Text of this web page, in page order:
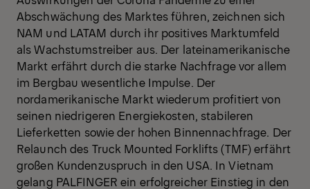
Abschwächung des Marktes führen, zeichnen sich
NAM und LATAM durch ihr positives Marktumfeld
als Wachstumstreiber aus. Der lateinamerikanische
Markt erfährt durch die starke Nachfrage vor allem
im Bergbau wesentliche Impulse. Der
nordamerikanische Markt wiederum profitiert von
seinen niedrigeren Energiekosten, stabileren
Lieferketten sowie der hohen Binnennachfrage. Der
Relaunch des Truck Mounted Forklifts (TMF) erfährt
großen Kundenzuspruch in den USA. In Vietnam
gelang PALFINGER ein erfolgreicher Einstieg in den